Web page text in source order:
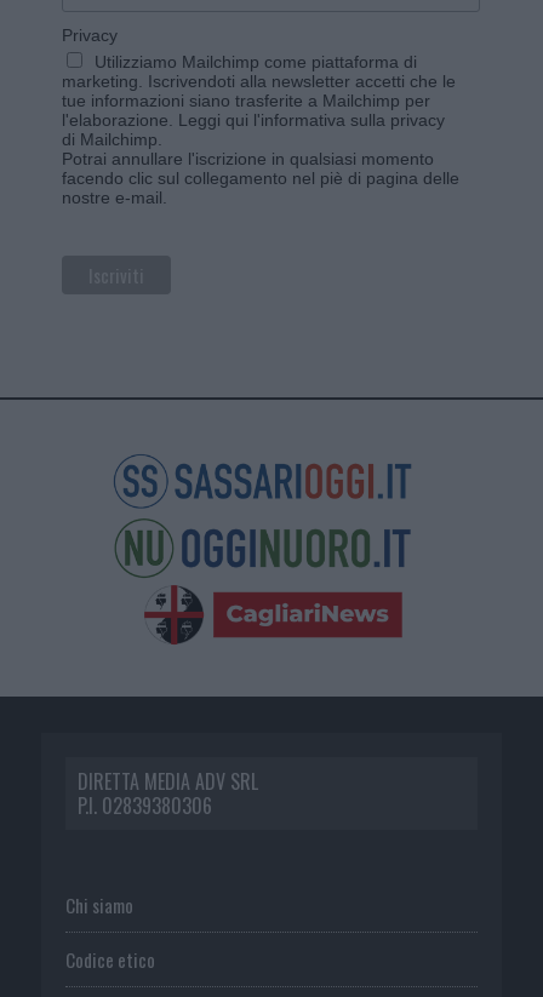
Privacy
Utilizziamo Mailchimp come piattaforma di
marketing. Iscrivendoti alla newsletter accetti che le
tue informazioni siano trasferite a Mailchimp per
l'elaborazione. Leggi qui l'informativa sulla privacy
di Mailchimp
Potrai annullare l'iscrizione in qualsiasi momento
facendo clic sul collegamento nel piè di pagina delle
nostre e-mail.
DIRETTA MEDIA ADV SRL
P.I. 02839380306
Chi siamo
Codice etico